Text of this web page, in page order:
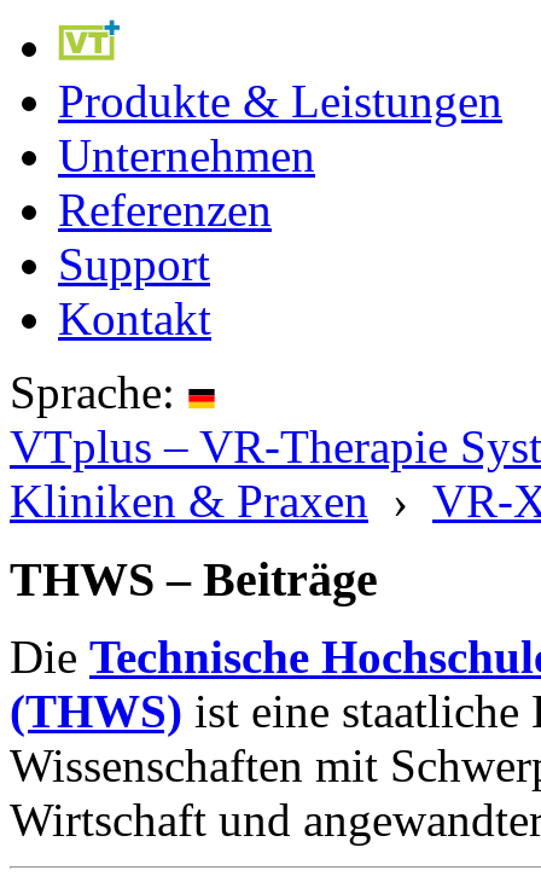
Produkte & Leistungen
Unternehmen
Referenzen
Support
Kontakt
Sprache:
VTplus – VR-Therapie
Kliniken & Praxen › VR-
THWS – Beiträge
Die Technische
(THWS) ist eine staatliche
Wissenschaften mit
Wirtschaft und